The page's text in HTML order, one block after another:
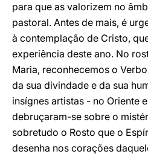
para que as valorizem no
pastoral. Antes de mais, é
à contemplação de Cristo,
experiência deste ano. No
Maria, reconhecemos o
da sua divindade e da sua
insígnes artistas - no Oriente
debruçaram-se sobre o
sobretudo o Rosto que o
desenha nos corações